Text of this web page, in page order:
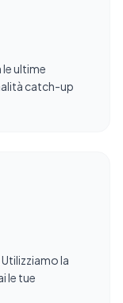
ultime
catch-up
la
le tue